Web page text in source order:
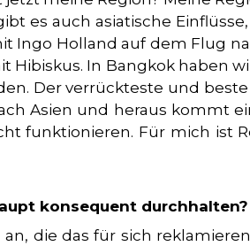
es auch asiatische
Ingo Holland auf dem Flug
Hibiskus. In Bangkok haben
Der verrückteste und
Asien und heraus kommt
funktionieren. Für mich ist
konsequent durchhalten?
die das für sich